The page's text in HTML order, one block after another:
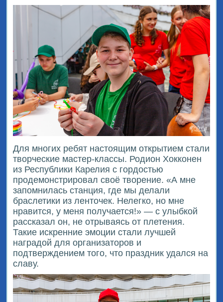
Для многих ребят настоящим открытием стали
творческие мастер-классы. Родион Хокконен
из Республики Карелия с гордостью
продемонстрировал своё творение. «А мне
запомнилась станция, где мы делали
браслетики из ленточек. Нелегко, но мне
нравится, у меня получается!» — с улыбкой
рассказал он, не отрываясь от плетения.
Такие искренние эмоции стали лучшей
наградой для организаторов и
подтверждением того, что праздник удался на
славу.